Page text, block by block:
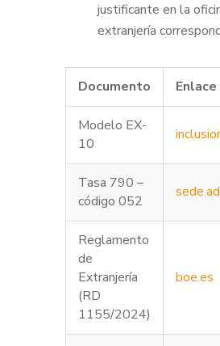
justificante en la
extranjería
Documento
Modelo EX-
10
Tasa 790 –
código 052
Reglamento
de
Extranjería
(RD
1155/2024)
boe.es